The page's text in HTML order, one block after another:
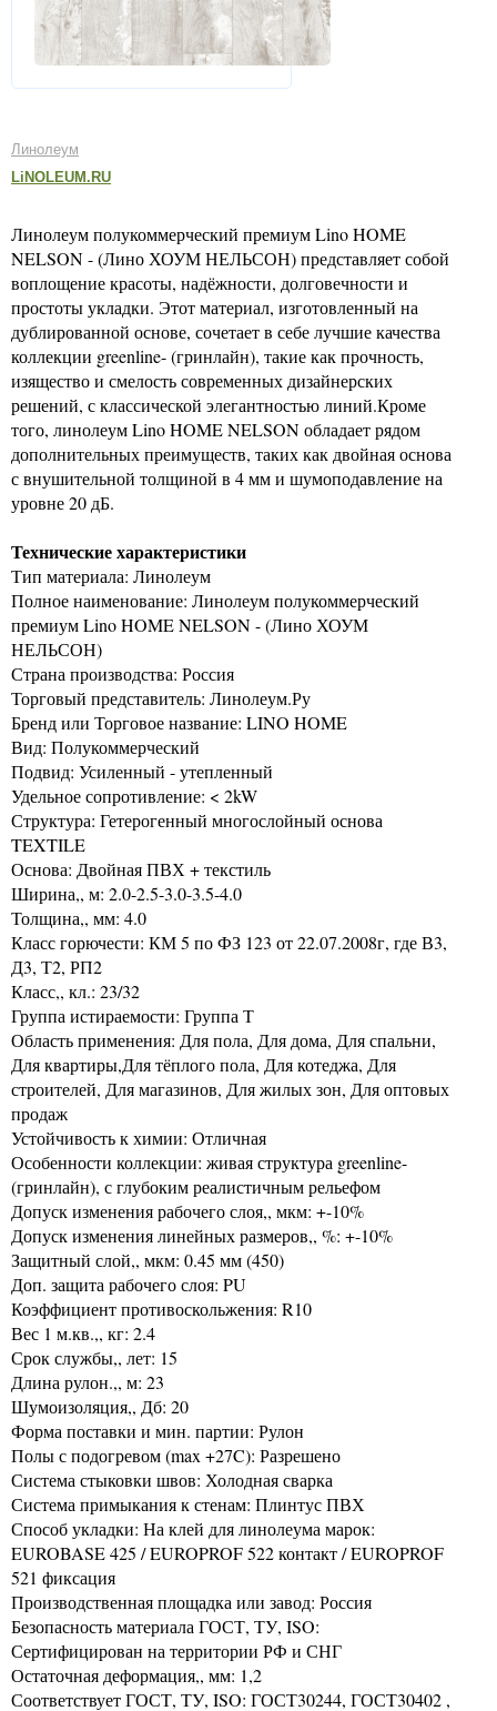
Линолеум
LiNOLEUM.RU
Линолеум полукоммерческий премиум Lino HOME
NELSON - (Лино ХОУМ НЕЛЬСОН) представляет собой
воплощение красоты, надёжности, долговечности и
простоты укладки. Этот материал, изготовленный на
дублированной основе, сочетает в себе лучшие качества
коллекции greenline- (гринлайн), такие как прочность,
изящество и смелость современных дизайнерских
решений, с классической элегантностью линий.Кроме
того, линолеум Lino HOME NELSON обладает рядом
дополнительных преимуществ, таких как двойная основа
с внушительной толщиной в 4 мм и шумоподавление на
уровне 20 дБ.
Технические характеристики
Тип материала: Линолеум
Полное наименование: Линолеум полукоммерческий
премиум Lino HOME NELSON - (Лино ХОУМ
НЕЛЬСОН)
Страна производства: Россия
Торговый представитель: Линолеум.Ру
Бренд или Торговое название: LINO HOME
Вид: Полукоммерческий
Подвид: Усиленный - утепленный
Удельное сопротивление: < 2kW
Структура: Гетерогенный многослойный основа
TEXTILE
Основа: Двойная ПВХ + текстиль
Ширина,, м: 2.0-2.5-3.0-3.5-4.0
Толщина,, мм: 4.0
Класс горючести: КМ 5 по ФЗ 123 от 22.07.2008г, где В3,
Д3, Т2, РП2
Класс,, кл.: 23/32
Группа истираемости: Группа Т
Область применения: Для пола, Для дома, Для спальни,
Для квартиры,Для тёплого пола, Для котеджа, Для
строителей, Для магазинов, Для жилых зон, Для оптовых
продаж
Устойчивость к химии: Отличная
Особенности коллекции: живая структура greenline-
(гринлайн), с глубоким реалистичным рельефом
Допуск изменения рабочего слоя,, мкм: +-10%
Допуск изменения линейных размеров,, %: +-10%
Защитный слой,, мкм: 0.45 мм (450)
Доп. защита рабочего слоя: PU
Коэффициент противоскольжения: R10
Вес 1 м.кв.,, кг: 2.4
Срок службы,, лет: 15
Длина рулон.,, м: 23
Шумоизоляция,, Дб: 20
Форма поставки и мин. партии: Рулон
Полы с подогревом (max +27C): Разрешено
Система стыковки швов: Холодная сварка
Система примыкания к стенам: Плинтус ПВХ
Способ укладки: На клей для линолеума марок:
EUROBASE 425 / EUROPROF 522 контакт / EUROPROF
521 фиксация
Производственная площадка или завод: Россия
Безопасность материала ГОСТ, ТУ, ISO:
Сертифицирован на территории РФ и СНГ
Остаточная деформация,, мм: 1,2
Соответствует ГОСТ, ТУ, ISO: ГОСТ30244, ГОСТ30402 ,